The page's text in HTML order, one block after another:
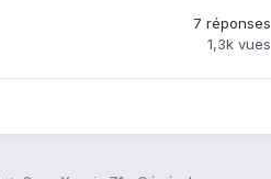
7 réponses
1,3k vues